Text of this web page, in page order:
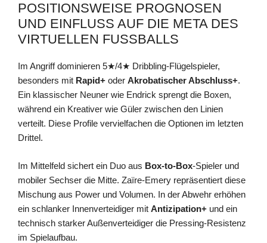
POSITIONSWEISE PROGNOSEN
UND EINFLUSS AUF DIE META DES
VIRTUELLEN FUSSBALLS
Im Angriff dominieren 5★/4★ Dribbling-Flügelspieler,
besonders mit Rapid+ oder Akrobatischer Abschluss+.
Ein klassischer Neuner wie Endrick sprengt die Boxen,
während ein Kreativer wie Güler zwischen den Linien
verteilt. Diese Profile vervielfachen die Optionen im letzten
Drittel.
Im Mittelfeld sichert ein Duo aus Box-to-Box-Spieler und
mobiler Sechser die Mitte. Zaïre-Emery repräsentiert diese
Mischung aus Power und Volumen. In der Abwehr erhöhen
ein schlanker Innenverteidiger mit Antizipation+ und ein
technisch starker Außenverteidiger die Pressing-Resistenz
im Spielaufbau.